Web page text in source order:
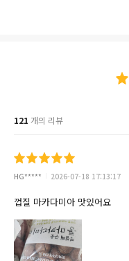
121 개의 리뷰
HG***** 2026-07-18 17:13:17
껍질 마카다미아 맛있어요